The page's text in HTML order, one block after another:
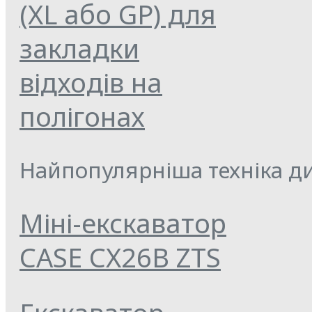
(XL або GP) для
закладки
відходів на
полігонах
Найпопулярніша техніка
Міні-екскаватор
CASE CX26B ZTS